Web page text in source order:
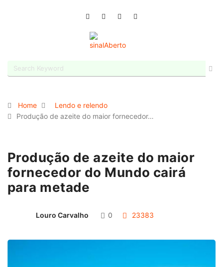
Home
Lendo e relendo
Produção de azeite do maior fornecedor…
Produção de azeite do maior
fornecedor do Mundo cairá
para metade
Louro Carvalho 0 23383